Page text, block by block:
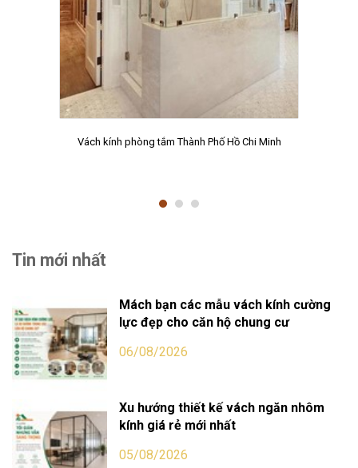
Vách kính phòng tắm Thành Phố Hồ Chi Minh
Tin mới nhất
Mách bạn các mẫu vách kính cường
lực đẹp cho căn hộ chung cư
06/08/2026
Xu hướng thiết kế vách ngăn nhôm
kính giá rẻ mới nhất
05/08/2026